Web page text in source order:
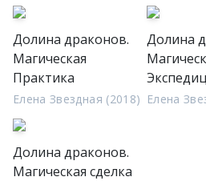
Долина драконов.
Магическая
Практика
Елена Звездная (2018)
Долина
Елена
Долина драконов.
Магическая сделка